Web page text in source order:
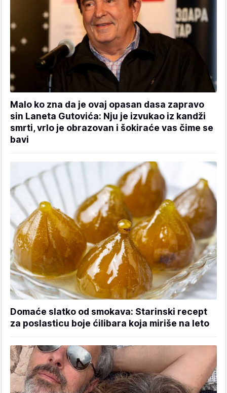
Malo ko zna da je ovaj opasan dasa zapravo
sin Laneta Gutovića: Nju je izvukao iz kandži
smrti, vrlo je obrazovan i šokiraće vas čime se
bavi
Domaće slatko od smokava: Starinski recept
za poslasticu boje ćilibara koja miriše na leto